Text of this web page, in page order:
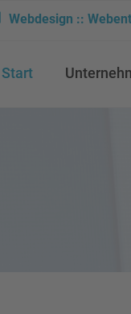
Webdesign ::
Start